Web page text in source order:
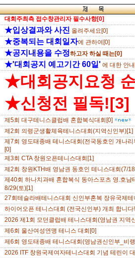
대회주최측 접수창관리자 필수사항[0]
★입상결과와 사진 올려주세요[0]
★중복되는 대회일자에 관하여[0]
★공지내용을 수정하고자 하실 때는[0]
★'대회공지 예고기간 60일' 에 대한 안
★대회공지요청
★신청전 필독![3]
제5회 대구테니스클럽배 혼합복식대회[0]
제2회 의령군생활체육테니스대회(지역신인부)[1]
제7회 영도태종배 테니스대회(전국동호인 개나
[0]
제3회 CTA 창원오픈테니스대회[1]
제2회 창원KTH배 영남권 동호인 테니스대회(7/
제40회 하나치과배 혼합복식 동아스포츠 영.호남
8/29(토)[1]
27회테슬라배테니스대회 신인부혼복 장유국제테
하이어오픈 테니스대회 (전국신인부) 개최 합니다
2026 제1회 모던클럽배 테니스대회(영남권 지역
제6회 울산여성연맹 테니스 대회[0]
제6회 영도태종배 테니스대회(영남권신인부_비
2026 ITF 창원국제여자테니스대회 기념 테린이